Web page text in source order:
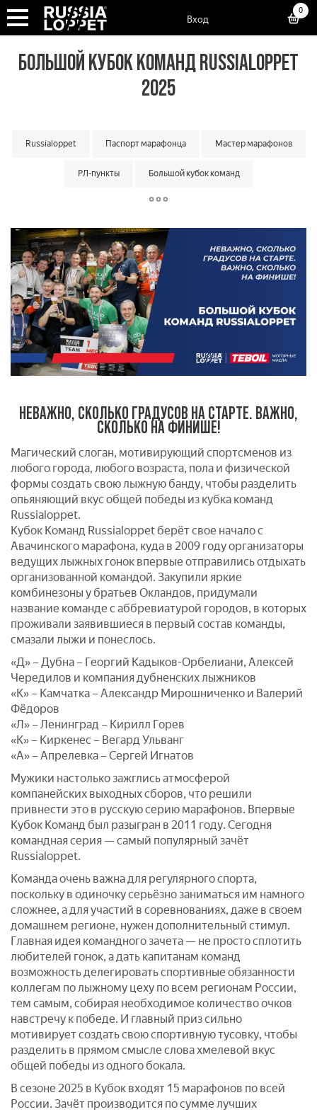
Вход
0
БОЛЬШОЙ КУБОК КОМАНД RUSSIALOPPET
2025
Russialoppet Паспорт марафонца Мастер марафонов
РЛ-пункты Большой кубок команд
Малый кубок команд
Суперкубок марафонов Суперкубок классик
Лотерея лаки лузеров
НЕВАЖНО, СКОЛЬКО ГРАДУСОВ НА СТАРТЕ. ВАЖНО,
СКОЛЬКО НА ФИНИШЕ!
Магический слоган, мотивирующий спортсменов из
любого города, любого возраста, пола и физической
формы создать свою лыжную банду, чтобы разделить
опьяняющий вкус общей победы из кубка команд
Russialoppet.
Кубок Команд Russialoppet берёт свое начало с
Авачинского марафона, куда в 2009 году организаторы
ведущих лыжных гонок впервые отправились отдыхать
организованной командой. Закупили яркие
комбинезоны у братьев Окландов, придумали
название команде с аббревиатурой городов, в которых
проживали заявившиеся в первый состав команды,
смазали лыжи и понеслось.
«Д» – Дубна – Георгий Кадыков-Орбелиани, Алексей
Чередилов и компания дубненских лыжников
«К» – Камчатка – Александр Мирошниченко и Валерий
Фёдоров
«Л» – Ленинград – Кирилл Горев
«К» – Киркенес – Вегард Ульванг
«А» – Апрелевка – Сергей Игнатов
Мужики настолько зажглись атмосферой
компанейских выходных сборов, что решили
привнести это в русскую серию марафонов. Впервые
Кубок Команд был разыгран в 2011 году. Сегодня
командная серия — самый популярный зачёт
Russialoppet.
Команда очень важна для регулярного спорта,
поскольку в одиночку серьёзно заниматься им намного
сложнее, а для участий в соревнованиях, даже в своем
домашнем регионе, нужен дополнительный стимул.
Главная идея командного зачета — не просто сплотить
любителей гонок, а дать капитанам команд
возможность делегировать спортивные обязанности
коллегам по лыжному цеху по всем регионам России,
тем самым, собирая необходимое количество очков
навстречу к победе. И главный приз сильно
мотивирует создать свою спортивную тусовку, чтобы
разделить в прямом смысле слова хмелевой вкус
общей победы из одного бокала.
В сезоне 2025 в Кубок входят 15 марафонов по всей
России. Зачёт производится по сумме лучших